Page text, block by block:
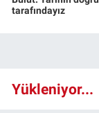
tarafındayız
Yükleniyor...